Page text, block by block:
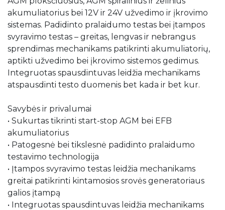
akumuliatorius bei 12V ir 24V užvedimo ir įkrovimo
sistemas. Padidinto pralaidumo testas bei įtampos
svyravimo testas – greitas, lengvas ir nebrangus
sprendimas mechanikams patikrinti akumuliatorių,
aptikti užvedimo bei įkrovimo sistemos gedimus.
Integruotas spausdintuvas leidžia mechanikams
atspausdinti testo duomenis bet kada ir bet kur.
Savybės ir privalumai
• Sukurtas tikrinti start-stop AGM bei EFB
akumuliatorius
• Patogesnė bei tikslesnė padidinto pralaidumo
testavimo technologija
• Įtampos svyravimo testas leidžia mechanikams
greitai patikrinti kintamosios srovės generatoriaus
galios įtampą
• Integruotas spausdintuvas leidžia mechanikams